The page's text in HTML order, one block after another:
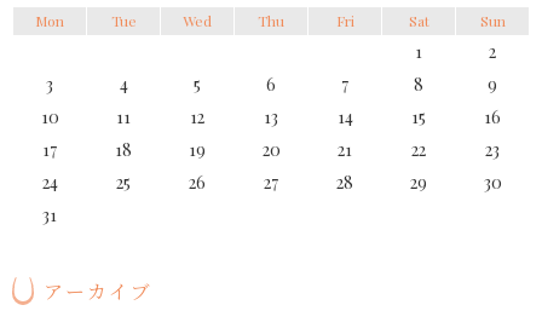
Mon
Tue Wed Thu Fri Sat Sun
1
2
3
4 5 6 7 8
9
10
11 12 13 14 15
16
17
18 19 20 21 22
23
24
25 26 27 28 29
30
31
アーカイブ